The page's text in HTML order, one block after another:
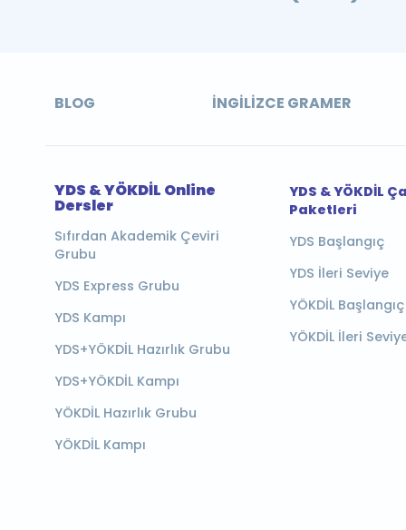
BLOG İNGILIZCE GRAMER
YDS & YÖKDİL Online
Dersler
Sıfırdan Akademik Çeviri
Grubu
YDS Express Grubu
YDS Kampı
YDS+YÖKDİL Hazırlık Grubu
YDS+YÖKDİL Kampı
YÖKDİL Hazırlık Grubu
YÖKDİL Kampı
YDS & YÖKDİL
Paketleri
YDS Başlangıç
YDS İleri Seviye
YÖKDİL Başlangıç
YÖKDİL İleri